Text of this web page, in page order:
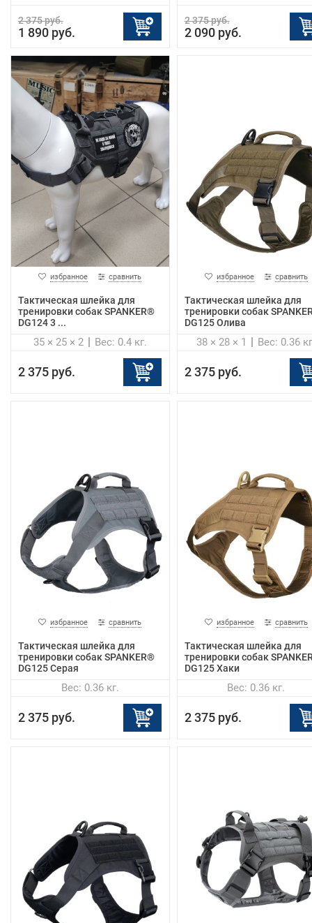
2 375 руб.
1 890 руб.
2 375 руб.
2 090 руб.
избранное сравнить
Тактическая шлейка для
тренировки собак SPANKER®
DG124 3 ...
35 × 25 × 2 Вес: 0.4 кг.
2 375 руб.
избранное сравнить
Тактическая шлейка для
тренировки собак
DG125 Олива
38 × 28 × 1 Вес: 0.36
2 375 руб.
избранное сравнить
Тактическая шлейка для
тренировки собак SPANKER®
DG125 Серая
Вес: 0.36 кг.
2 375 руб.
избранное сравнить
Тактическая шлейка для
тренировки собак
DG125 Хаки
Вес: 0.36 кг.
2 375 руб.